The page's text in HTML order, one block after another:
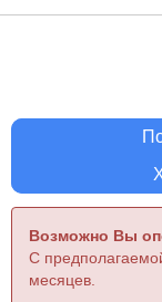
Возможно Вы
С
месяцев.